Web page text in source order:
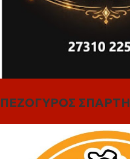
ΠΕΖΟΓΥΡΟΣ ΣΠΑΡΤΗ